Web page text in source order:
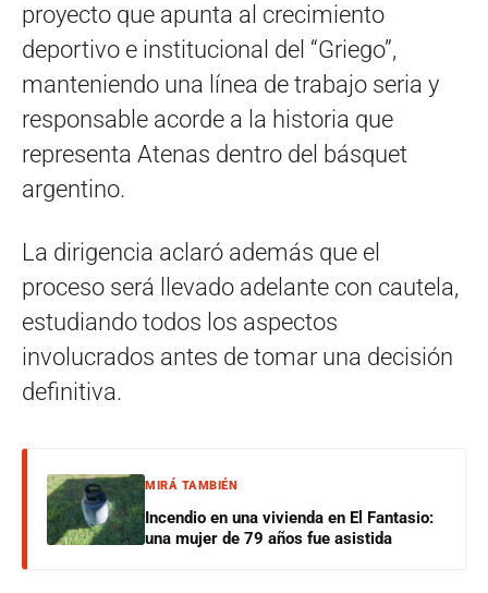
proyecto que apunta al crecimiento
deportivo e institucional del “Griego”,
manteniendo una línea de trabajo seria y
responsable acorde a la historia que
representa Atenas dentro del básquet
argentino.
La dirigencia aclaró además que el
proceso será llevado adelante con cautela,
estudiando todos los aspectos
involucrados antes de tomar una decisión
definitiva.
MIRÁ TAMBIÉN
Incendio en una vivienda en El Fantasio:
una mujer de 79 años fue asistida